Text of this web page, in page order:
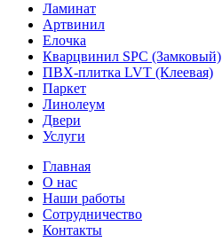
Ламинат
Артвинил
Елочка
Кварцвинил SPC (Замковый)
ПВХ-плитка LVT (Клеевая)
Паркет
Линолеум
Двери
Услуги
Главная
О нас
Наши работы
Сотрудничество
Контакты